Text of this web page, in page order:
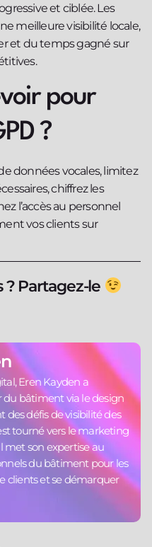
et ciblée. Les
meilleure visibilité locale,
et du temps gagné sur
pour
?
données vocales, limitez
chiffrez les
l’accès au personnel
vos clients sur
? Partagez-le
Eren Kayden a
du bâtiment via le design
des défis de visibilité des
tourné vers le marketing
met son expertise au
du bâtiment pour les
clients et se démarquer